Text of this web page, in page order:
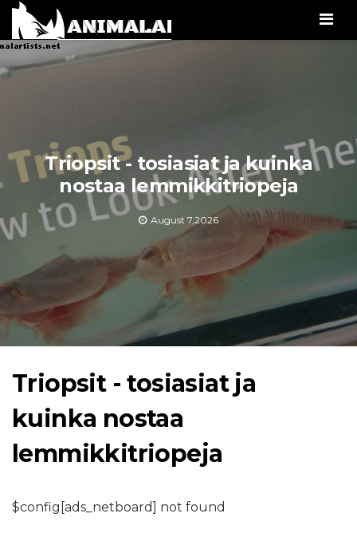
Triopsit - tosiasiat ja kuinka
nostaa lemmikkitriopeja
August 7,2026
Triopsit - tosiasiat ja
kuinka nostaa
lemmikkitriopeja
$config[ads_netboard] not found